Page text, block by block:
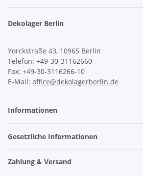
Dekolager Berlin
Yorckstraße 43, 10965 Berlin
Telefon: +49-30-31162660
Fax: +49-30-3116266-10
E-Mail: office@dekolagerberlin.de
Informationen
Gesetzliche Informationen
Zahlung & Versand